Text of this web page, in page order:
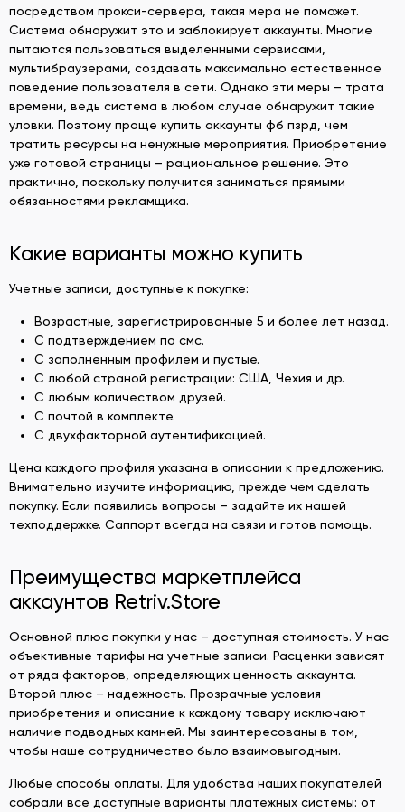
посредством прокси-сервера, такая мера не поможет.
Система обнаружит это и заблокирует аккаунты. Многие
пытаются пользоваться выделенными сервисами,
мультибраузерами, создавать максимально естественное
поведение пользователя в сети. Однако эти меры – трата
времени, ведь система в любом случае обнаружит такие
уловки. Поэтому проще купить аккаунты фб пзрд, чем
тратить ресурсы на ненужные мероприятия. Приобретение
уже готовой страницы – рациональное решение. Это
практично, поскольку получится заниматься прямыми
обязанностями рекламщика.
Какие варианты можно купить
Учетные записи, доступные к покупке:
Возрастные, зарегистрированные 5 и более лет назад.
С подтверждением по смс.
С заполненным профилем и пустые.
С любой страной регистрации: США, Чехия и др.
С любым количеством друзей.
С почтой в комплекте.
С двухфакторной аутентификацией.
Цена каждого профиля указана в описании к предложению.
Внимательно изучите информацию, прежде чем сделать
покупку. Если появились вопросы – задайте их нашей
техподдержке. Саппорт всегда на связи и готов помощь.
Преимущества маркетплейса
аккаунтов Retriv.Store
Основной плюс покупки у нас – доступная стоимость. У нас
объективные тарифы на учетные записи. Расценки зависят
от ряда факторов, определяющих ценность аккаунта.
Второй плюс – надежность. Прозрачные условия
приобретения и описание к каждому товару исключают
наличие подводных камней. Мы заинтересованы в том,
чтобы наше сотрудничество было взаимовыгодным.
Любые способы оплаты. Для удобства наших покупателей
собрали все доступные варианты платежных системы: от